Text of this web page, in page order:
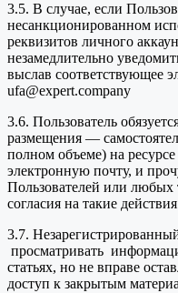
3.5. В случае, если
несанкционированном
реквизитов личного
незамедлительно
выслав соответствующее
ufa@expert.company
3.6. Пользователь
размещения —
полном объеме) на ресурсе
электронную почту, и
Пользователей или любых
согласия на такие
3.7.
просматривать
статьях, но не вправе
доступ к закрытым